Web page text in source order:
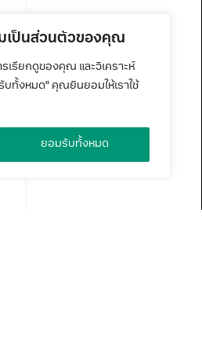
เป็นส่วนตัวของคุณ
เรียกดูของคุณ และวิเคราะห์
บทั้งหมด" คุณยินยอมให้เราใช้
ยอมรับทั้งหมด